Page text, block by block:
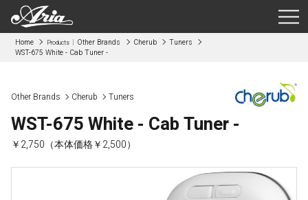
Home Products Other Brands Cherub
Tuners
WST-675 White - Cab Tuner -
Other Brands Cherub Tuners
WST-675 White - Cab Tuner -
￥2,750（本体価格￥2,500）